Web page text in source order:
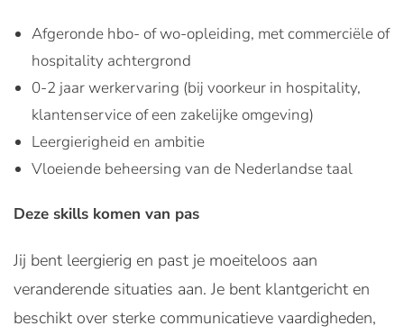
Afgeronde hbo- of wo-opleiding, met commerciële of
hospitality achtergrond
0-2 jaar werkervaring (bij voorkeur in hospitality,
klantenservice of een zakelijke omgeving)
Leergierigheid en ambitie
Vloeiende beheersing van de Nederlandse taal
Deze skills komen van pas
Jij bent leergierig en past je moeiteloos aan
veranderende situaties aan. Je bent klantgericht en
beschikt over sterke communicatieve vaardigheden,